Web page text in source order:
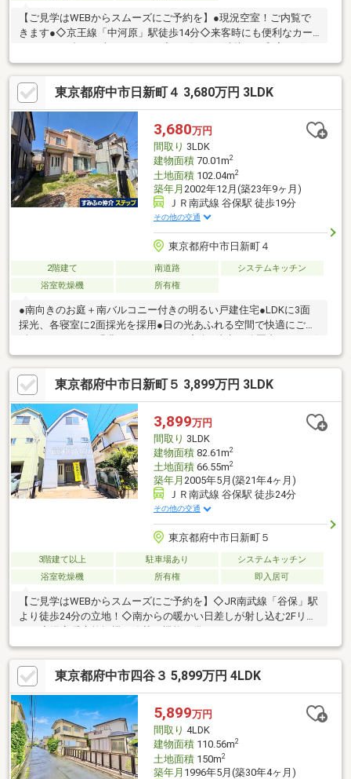
【ご見学はWEBからスムーズにご予約を】●現況空室！ご内覧で
きます●◇京王線「中河原」駅徒歩14分◇来客時にも便利なカー
戸を開ければさらに開放感が広がります◎◇きれいでさわやか、
ウォシュレット付きトイレ◇窓付きで換気もできちゃう納戸◇全
居室収納スペース付◇L字型のロングバルコニーはお洗濯物の多
い日でもいっきに干せます♪◇平日のご案内も可能です。お気軽
にお問い合わせください！＜周辺環境＞・府中市立四谷小学校ま
で約400m・府中市立府中第八中学校まで約550m・四谷第2公園ま
で約210m
東京都府中市日新町４ 3,680万円 3LDK
3,680万円
間取り 3LDK
建物面積70.01m2
土地面積102.04m2
築年月 2002年12月(築23年9ヶ月)
ＪＲ南武線 谷保駅 徒歩19分
その他の交通
東京都府中市日新町４
2階建て 南道路
システムキッチン
浴室乾燥機
所有権
●南向きのお庭＋南バルコニー付きの明るい戸建住宅●LDKに3面
採光、各寝室に2面採光を採用●日の光あふれる空間で快適にご生
ニ、スーパー、ショッピングセンターあり○小学校まで徒歩6分で
子育てにも便利です＊充実した物件設備＊・家事の時短を叶える
「食洗機」・雨の日も洗濯物を干せる「浴室換気乾燥機」・大き
なアイテムも収納できる「小屋裏収納」・洗車にも使える「屋外
水栓」
東京都府中市日新町５ 3,899万円 3LDK
3,899万円
間取り 3LDK
建物面積82.61m2
土地面積66.55m2
築年月 2005年5月(築21年4ヶ月)
ＪＲ南武線 谷保駅 徒歩24分
その他の交通
東京都府中市日新町５
3階建て以上 駐車場あり
システムキッチン
浴室乾燥機
所有権 即入居可
【ご見学はWEBからスムーズにご予約を】◇JR南武線「谷保」駅
より徒歩24分の立地！◇南からの暖かい日差しが射し込む2Fリビ
ム◇愛車を守るビルトインガレージ！アウトドア用品のお手入れ
にも便利！◇南東向きバルコニーは洗濯物もよく乾きます♪■2025
年5月26日リフォーム完了済・キッチン、ユニットバス、トイ
レ、洗面化粧台交換・フローリング・クロス全室貼替、建具交
換・外壁・屋根塗装◇平日のご案内も可能です。詳細はお気軽に
お問い合わせください！
東京都府中市四谷３ 5,899万円 4LDK
5,899万円
間取り 4LDK
建物面積110.56m2
土地面積150m2
築年月 1996年5月(築30年4ヶ月)